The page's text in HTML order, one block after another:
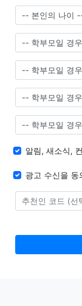
알림, 새소식,
광고 수신을 동